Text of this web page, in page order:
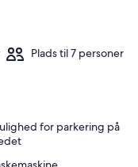
Plads til 7 personer
for parkering på